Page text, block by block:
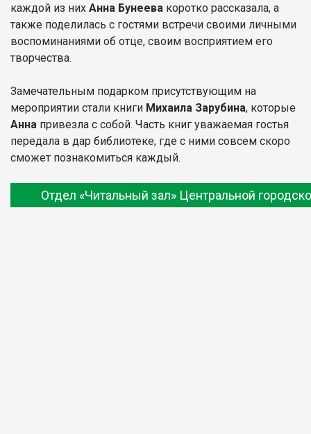
каждой из них Анна Бунеева коротко рассказала, а
также поделилась с гостями встречи своими личными
воспоминаниями об отце, своим восприятием его
творчества.
Замечательным подарком присутствующим на
мероприятии стали книги Михаила Зарубина, которые
Анна привезла с собой. Часть книг уважаемая гостья
передала в дар библиотеке, где с ними совсем скоро
сможет познакомиться каждый.
Отдел «Читальный зал» Центральной